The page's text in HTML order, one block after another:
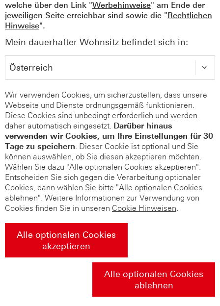
welche über den Link "Werbehinweise" am Ende der
jeweiligen Seite erreichbar sind sowie die "Rechtlichen
Hinweise".
Mein dauerhafter Wohnsitz befindet sich in:
Wir verwenden Cookies, um sicherzustellen, dass unsere
Webseite und Dienste ordnungsgemäß funktionieren.
Diese Cookies sind unbedingt erforderlich und werden
daher automatisch eingesetzt. Darüber hinaus
verwenden wir Cookies, um Ihre Einstellungen für 30
Tage zu speichern. Dieser Cookie ist optional und Sie
können auswählen, ob Sie diesen akzeptieren möchten.
Wählen Sie dazu "Alle optionalen Cookies akzeptieren".
Entscheiden Sie sich gegen die Verarbeitung optionaler
Cookies, dann wählen Sie bitte "Alle optionalen Cookies
ablehnen". Weitere Informationen zur Verwendung von
Cookies finden Sie in unseren Cookie Hinweisen.
Alle optionalen Cookies
akzeptieren
Alle optionalen Cookies
ablehnen